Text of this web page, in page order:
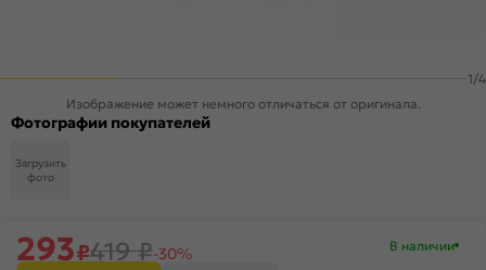
1/4
Изображение может немного отличаться от оригинала.
Фотографии покупателей
Загрузить
фото
293₽419₽-30% В наличии